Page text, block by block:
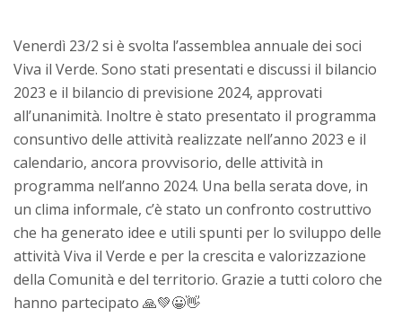
Venerdì 23/2 si è svolta l’assemblea annuale dei soci
Viva il Verde. Sono stati presentati e discussi il bilancio
2023 e il bilancio di previsione 2024, approvati
all’unanimità. Inoltre è stato presentato il programma
consuntivo delle attività realizzate nell’anno 2023 e il
calendario, ancora provvisorio, delle attività in
programma nell’anno 2024. Una bella serata dove, in
un clima informale, c’è stato un confronto costruttivo
che ha generato idee e utili spunti per lo sviluppo delle
attività Viva il Verde e per la crescita e valorizzazione
della Comunità e del territorio. Grazie a tutti coloro che
hanno partecipato 🙏💚😀👋